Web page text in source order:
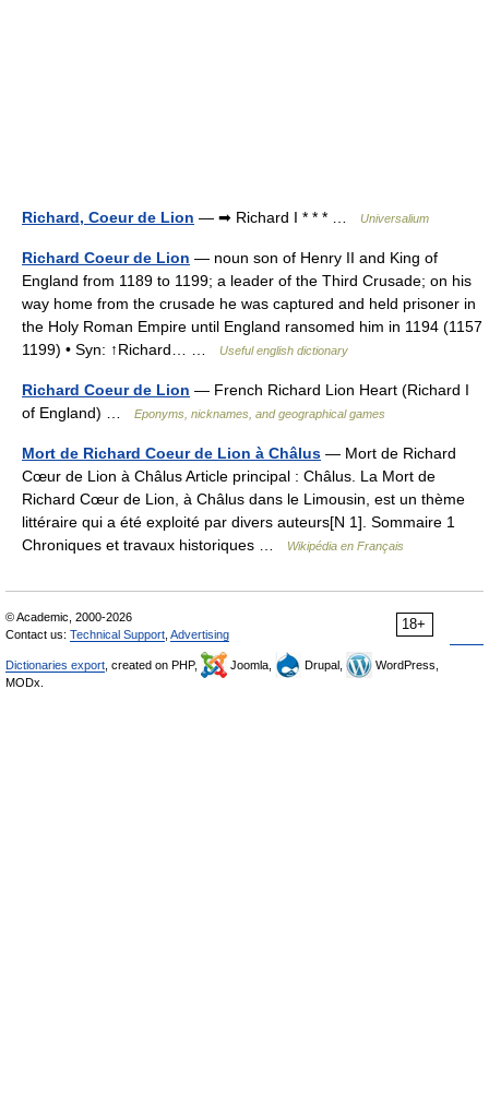
Richard, Coeur de Lion — ➡ Richard I * * * … Universalium
Richard Coeur de Lion — noun son of Henry II and King of
England from 1189 to 1199; a leader of the Third Crusade; on his
way home from the crusade he was captured and held prisoner in
the Holy Roman Empire until England ransomed him in 1194 (1157
1199) • Syn: ↑Richard… …
Useful english dictionary
Richard Coeur de Lion — French Richard Lion Heart (Richard I
of England) …
Eponyms, nicknames, and geographical games
Mort de Richard Coeur de Lion à Châlus — Mort de Richard
Cœur de Lion à Châlus Article principal : Châlus. La Mort de
Richard Cœur de Lion, à Châlus dans le Limousin, est un thème
littéraire qui a été exploité par divers auteurs[N 1]. Sommaire 1
Chroniques et travaux historiques …
Wikipédia en Français
18+
© Academic, 2000-2026
Contact us: Technical Support Advertising
Dictionaries export , created on PHP, Joomla, Drupal,
WordPress,
MODx.